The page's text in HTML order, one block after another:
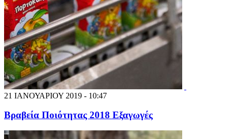
21 ΙΑΝΟΥΑΡΙΟΥ 2019 - 10:47
Βραβεία Ποιότητας 2018 Εξαγωγές